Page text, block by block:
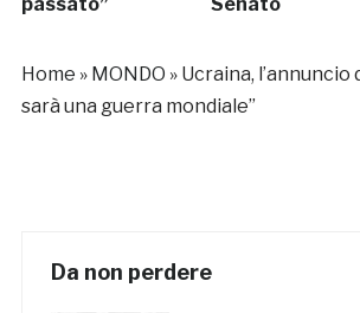
passato”
Senato
Home » MONDO » Ucraina, l’annuncio
sarà una guerra mondiale”
Da non perdere